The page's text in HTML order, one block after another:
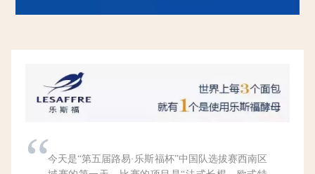
“今天是“第五届路易·乐斯福杯”中国队选拔赛西南区